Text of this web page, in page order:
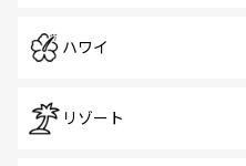
ハワイ
リゾート